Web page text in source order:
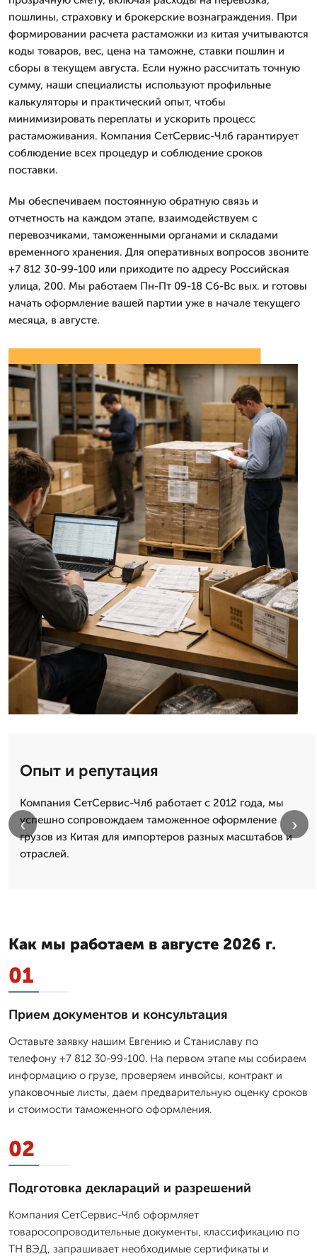
пошлины, страховку и брокерские вознаграждения. При
формировании расчета растаможки из китая учитываются
коды товаров, вес, цена на таможне, ставки пошлин и
сборы в текущем августа. Если нужно рассчитать точную
сумму, наши специалисты используют профильные
калькуляторы и практический опыт, чтобы
минимизировать переплаты и ускорить процесс
растаможивания. Компания СетСервис-Члб гарантирует
соблюдение всех процедур и соблюдение сроков
поставки.
Мы обеспечиваем постоянную обратную связь и
отчетность на каждом этапе, взаимодействуем с
перевозчиками, таможенными органами и складами
временного хранения. Для оперативных вопросов звоните
+7 812 30-99-100 или приходите по адресу Российская
улица, 200. Мы работаем Пн-Пт 09-18 Сб-Вс вых. и готовы
начать оформление вашей партии уже в начале текущего
месяца, в августе.
Опыт и репутация
Компания СетСервис-Члб работает с 2012 года, мы
успешно сопровождаем таможенное оформление
грузов из Китая для импортеров разных масштабов и
отраслей.
‹ ›
Как мы работаем в августе 2026 г.
01
Прием документов и консультация
Оставьте заявку нашим Евгению и Станиславу по
телефону +7 812 30-99-100. На первом этапе мы собираем
информацию о грузе, проверяем инвойсы, контракт и
упаковочные листы, даем предварительную оценку сроков
и стоимости таможенного оформления.
02
Подготовка деклараций и разрешений
Компания СетСервис-Члб оформляет
товаросопроводительные документы, классификацию по
ТН ВЭД, запрашивает необходимые сертификаты и